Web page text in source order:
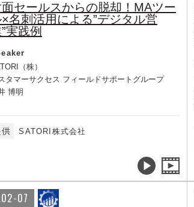
セールスからの脱却！MAツー
×名刺活用による”デジタル営
実践例
（株）
タマーサクセス フィールドサポートグループ
博明
SATORI株式会社
07